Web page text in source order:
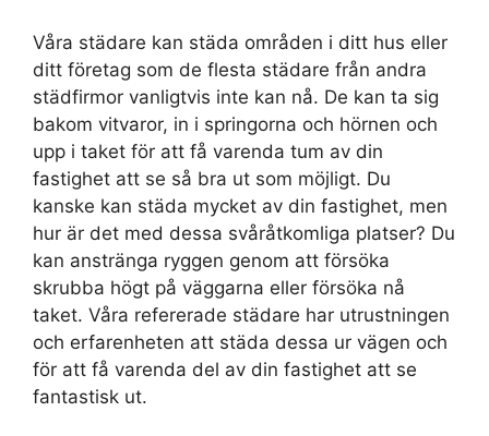
Våra städare kan städa områden i ditt hus eller
ditt företag som de flesta städare från andra
städfirmor vanligtvis inte kan nå. De kan ta sig
bakom vitvaror, in i springorna och hörnen och
upp i taket för att få varenda tum av din
fastighet att se så bra ut som möjligt. Du
kanske kan städa mycket av din fastighet, men
hur är det med dessa svåråtkomliga platser? Du
kan anstränga ryggen genom att försöka
skrubba högt på väggarna eller försöka nå
taket. Våra refererade städare har utrustningen
och erfarenheten att städa dessa ur vägen och
för att få varenda del av din fastighet att se
fantastisk ut.